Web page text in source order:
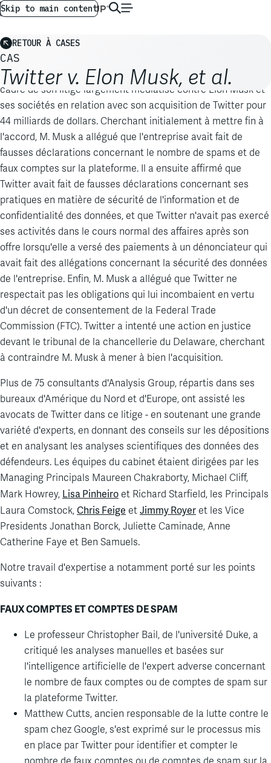
Skip to main content
AG GLOBAL FR
RETOUR À CASES
CAS
Twitter v. Elon Musk, et al.
AnalysisGroup a été retenu par l'avocat de Twitter dans le
cadre de son litige largement médiatisé contre Elon Musk et
ses sociétés en relation avec son acquisition de Twitter pour
44 milliards de dollars. Cherchant initialement à mettre fin à
l'accord, M. Musk a allégué que l'entreprise avait fait de
fausses déclarations concernant le nombre de spams et de
faux comptes sur la plateforme. Il a ensuite affirmé que
Twitter avait fait de fausses déclarations concernant ses
pratiques en matière de sécurité de l'information et de
confidentialité des données, et que Twitter n'avait pas exercé
ses activités dans le cours normal des affaires après son
offre lorsqu'elle a versé des paiements à un dénonciateur qui
avait fait des allégations concernant la sécurité des données
de l'entreprise. Enfin, M. Musk a allégué que Twitter ne
respectait pas les obligations qui lui incombaient en vertu
d'un décret de consentement de la Federal Trade
Commission (FTC). Twitter a intenté une action en justice
devant le tribunal de la chancellerie du Delaware, cherchant
à contraindre M. Musk à mener à bien l'acquisition.
Plus de 75 consultants d'Analysis Group, répartis dans ses
bureaux d'Amérique du Nord et d'Europe, ont assisté les
avocats de Twitter dans ce litige - en soutenant une grande
variété d'experts, en donnant des conseils sur les dépositions
et en analysant les analyses scientifiques des données des
défendeurs. Les équipes du cabinet étaient dirigées par les
Managing Principals Maureen Chakraborty, Michael Cliff,
Mark Howrey, Lisa Pinheiro et Richard Starfield, les Principals
Laura Comstock, Chris Feige et Jimmy Royer et les Vice
Presidents Jonathan Borck, Juliette Caminade, Anne
Catherine Faye et Ben Samuels.
Notre travail d'expertise a notamment porté sur les points
suivants :
FAUX COMPTES ET COMPTES DE SPAM
Le professeur Christopher Bail, de l'université Duke, a
critiqué les analyses manuelles et basées sur
l'intelligence artificielle de l'expert adverse concernant
le nombre de faux comptes ou de comptes de spam sur
la plateforme Twitter.
Matthew Cutts, ancien responsable de la lutte contre le
spam chez Google, s'est exprimé sur le processus mis
en place par Twitter pour identifier et compter le